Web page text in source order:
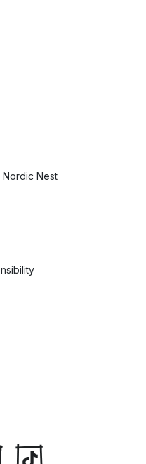
Nordic Nest